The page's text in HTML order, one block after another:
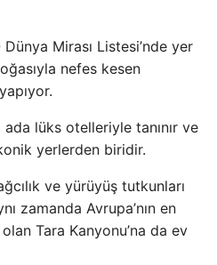
Dünya Mirası Listesi’nde yer
nefes kesen
ada lüks otelleriyle tanınır ve
yerlerden biridir.
ve yürüyüş tutkunları
zamanda Avrupa’nın en
Tara Kanyonu’na da ev